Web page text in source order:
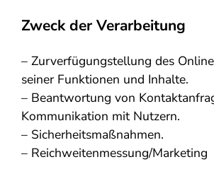
Zweck der Verarbeitung
– Zurverfügungstellung des
seiner Funktionen und Inhalte.
– Beantwortung von
Kommunikation mit Nutzern.
– Sicherheitsmaßnahmen.
– Reichweitenmessung/Marketing